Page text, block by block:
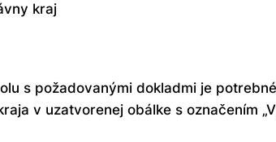
kraj
s požadovanými dokladmi je
v uzatvorenej obálke s označením